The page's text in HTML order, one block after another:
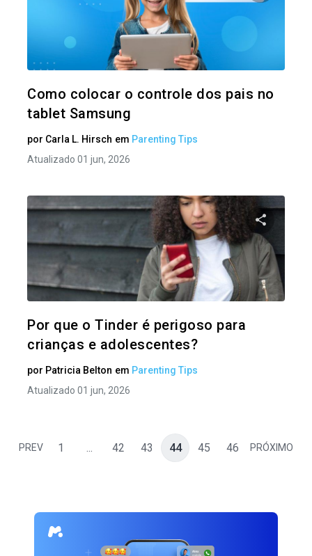
Como colocar o controle dos pais no
tablet Samsung
por Carla L. Hirsch em Parenting Tips
Atualizado 01 jun, 2026
Por que o Tinder é perigoso para
crianças e adolescentes?
por Patricia Belton em Parenting Tips
Atualizado 01 jun, 2026
PREV 1 ... 42 43 44 45 46 PRÓXIMO